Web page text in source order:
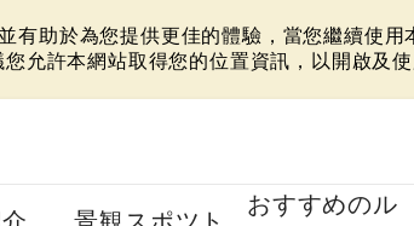
助於為您提供更佳的體驗，當您繼續使用
允許本網站取得您的位置資訊，以開啟及使
景観スポツト
おすすめのル